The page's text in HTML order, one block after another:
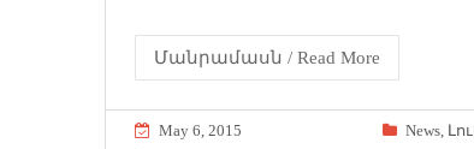
Մանրամասն / Read More
May 6, 2015 News,